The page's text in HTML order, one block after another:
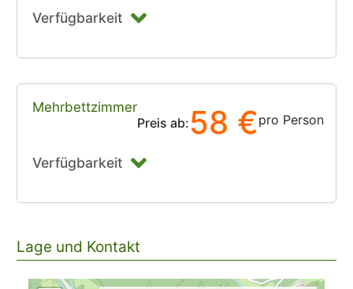
Verfügbarkeit
Mehrbettzimmer
Preis ab: 58 €pro Person
Verfügbarkeit
Lage und Kontakt